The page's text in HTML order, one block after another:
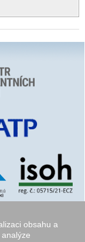
obsahu a